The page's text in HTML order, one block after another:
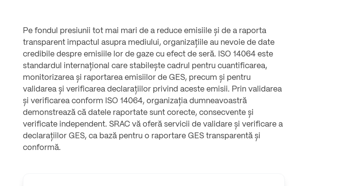
Pe fondul presiunii tot mai mari de a reduce emisiile și de a raporta
transparent impactul asupra mediului, organizațiile au nevoie de date
credibile despre emisiile lor de gaze cu efect de seră. ISO 14064 este
standardul internațional care stabilește cadrul pentru cuantificarea,
monitorizarea și raportarea emisiilor de GES, precum și pentru
validarea și verificarea declarațiilor privind aceste emisii. Prin validarea
și verificarea conform ISO 14064, organizația dumneavoastră
demonstrează că datele raportate sunt corecte, consecvente și
verificate independent. SRAC vă oferă servicii de validare și verificare a
declarațiilor GES, ca bază pentru o raportare GES transparentă și
conformă.